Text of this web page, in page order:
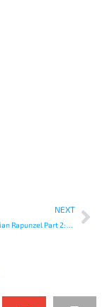
NEXT
Zulfika, The Indian Rapunzel Part 2: The Mysterious House